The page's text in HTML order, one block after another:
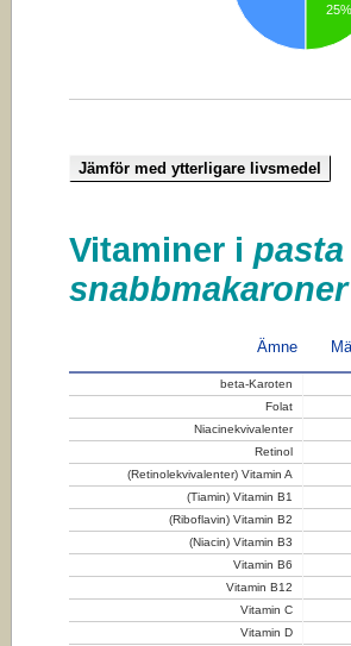
25%
Vitaminer i
snabbmakaroner
Ämne
beta-Karoten
Folat
Niacinekvivalenter
Retinol
(Retinolekvivalenter) Vitamin A
(Tiamin) Vitamin B1
(Riboflavin) Vitamin B2
(Niacin) Vitamin B3
Vitamin B6
Vitamin B12
Vitamin C
Vitamin D